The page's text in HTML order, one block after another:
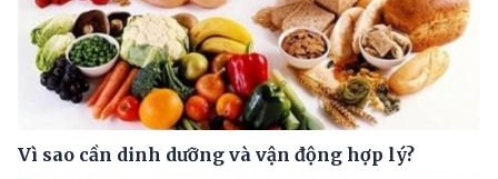
Vì sao cần dinh dưỡng và vận động hợp lý?